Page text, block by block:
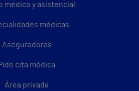
médico y asistencial
médicas
Aseguradoras
cita médica
Área privada